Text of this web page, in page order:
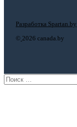
© 2026 canada.by
Разработка Spartan.by
Поиск: